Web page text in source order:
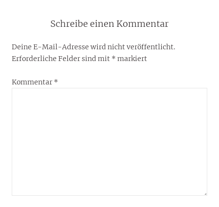
Schreibe einen Kommentar
Deine E-Mail-Adresse wird nicht veröffentlicht.
Erforderliche Felder sind mit * markiert
Kommentar *